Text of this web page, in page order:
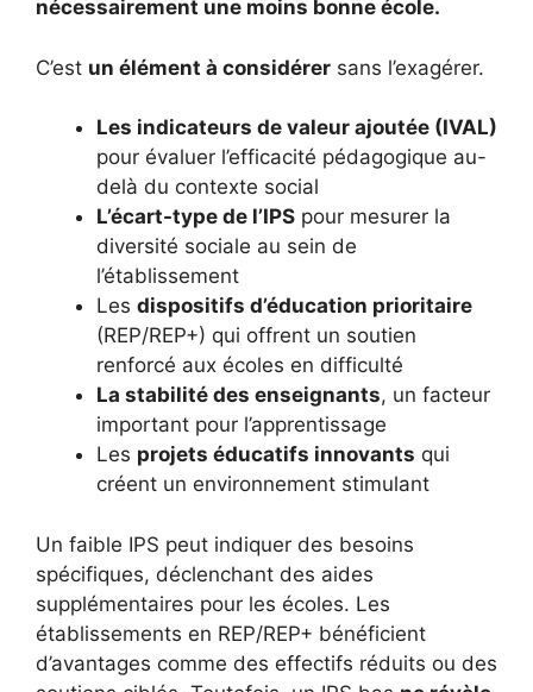
nécessairement une moins bonne école.
C’est un élément à considérer sans l’exagérer.
Les indicateurs de valeur ajoutée (IVAL)
pour évaluer l’efficacité pédagogique au-
delà du contexte social
L’écart-type de l’IPS pour mesurer la
diversité sociale au sein de
l’établissement
Les dispositifs d’éducation prioritaire
(REP/REP+) qui offrent un soutien
renforcé aux écoles en difficulté
La stabilité des enseignants, un facteur
important pour l’apprentissage
Les projets éducatifs innovants qui
créent un environnement stimulant
Un faible IPS peut indiquer des besoins
spécifiques, déclenchant des aides
supplémentaires pour les écoles. Les
établissements en REP/REP+ bénéficient
d’avantages comme des effectifs réduits ou des